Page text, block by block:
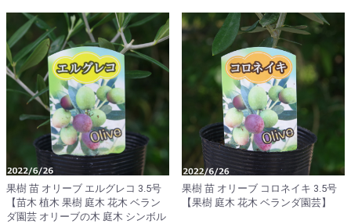
果樹 苗 オリーブ エルグレコ 3.5号
【苗木 植木 果樹 庭木 花木 ベラン
ダ園芸 オリーブの木 庭木 シンボル
果樹 苗 オリーブ コロネイキ 3.5号
【果樹 庭木 花木 ベランダ園芸】